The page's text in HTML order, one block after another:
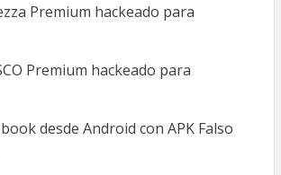
Premium hackeado para
Premium hackeado para
desde Android con APK Falso